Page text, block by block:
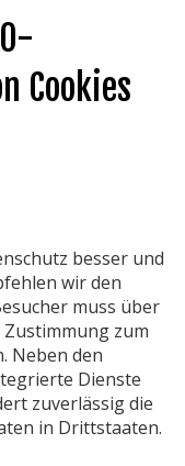
Cookies
besser und
wir den
muss über
Zustimmung zum
Neben den
Dienste
zuverlässig die
in Drittstaaten.